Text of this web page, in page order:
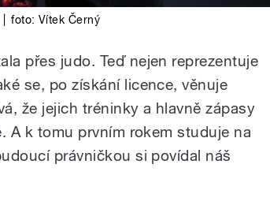
foto:Vítek Černý
přes judo. Teď nejen reprezentuje
se, po získání licence, věnuje
že jejich tréninky a hlavně zápasy
A k tomu prvním rokem studuje na
právničkou si povídal náš